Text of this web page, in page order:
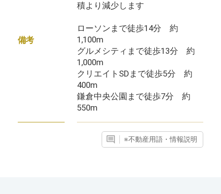
備考
積より減少します
ローソンまで徒歩14分 約
1,100m
グルメシティまで徒歩13分 約
1,000m
クリエイトSDまで徒歩5分 約
400m
鎌倉中央公園まで徒歩7分 約
550m
※不動産用語・情報説明